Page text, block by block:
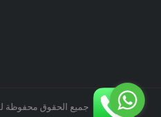
جميع الحقوق محفوظة لـ